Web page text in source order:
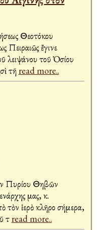
Θεοτόκου
Πειραιῶς ἔγινε
λειψάνου τοῦ Ὁσίου
τῆ read more..
Πυρίου Θηβῶν
μας, κ.
τὸν ἱερὸ κλῆρο σήμερα,
τread more..